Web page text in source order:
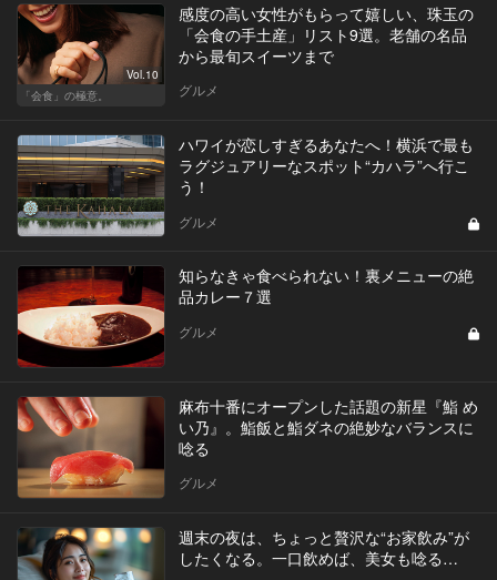
Vol.10
「会食」の極意。
感度の高い女性がもらって嬉しい、珠玉の
「会食の手土産」リスト9選。老舗の名品
から最旬スイーツまで
グルメ
ハワイが恋しすぎるあなたへ！横浜で最も
ラグジュアリーなスポット“カハラ”へ行こ
う！
グルメ
知らなきゃ食べられない！裏メニューの絶
品カレー７選
グルメ
麻布十番にオープンした話題の新星『鮨 め
い乃』。鮨飯と鮨ダネの絶妙なバランスに
唸る
グルメ
週末の夜は、ちょっと贅沢な“お家飲み”が
したくなる。一口飲めば、美女も唸る…